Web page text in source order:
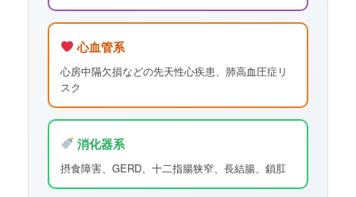
心血管系
心房中隔欠損などの先天性心疾患、肺高血圧症リ
スク
消化器系
摂食障害、GERD、十二指腸狭窄、長結腸、鎖肛